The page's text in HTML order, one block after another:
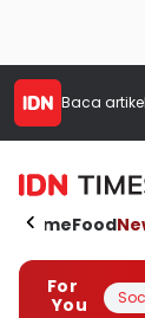
Baca artikel
HomeFood
For
You